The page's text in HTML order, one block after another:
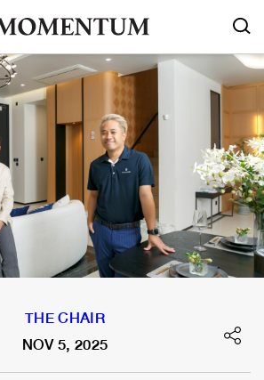
THE CHAIR
NOV 5, 2025